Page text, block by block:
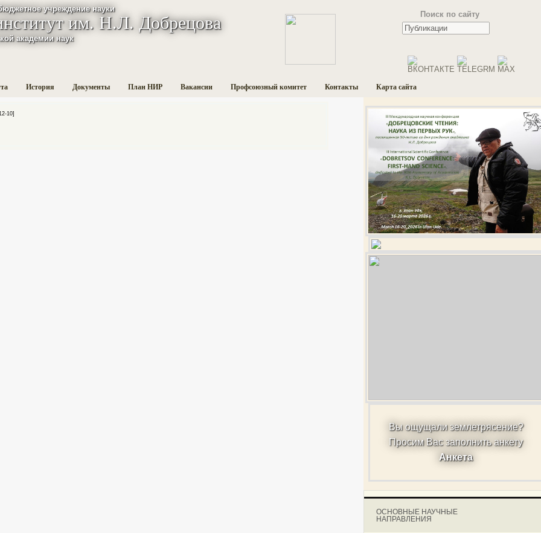
учреждение науки
им. Н.Л. Добрецова
академии наук
История Документы План НИР Вакансии Профсоюзный комитет Контакты Карта сайта
Поиск по сайту
10]
Вы ощущали землетрясение?
Просим Вас заполнить анкету
Анкета
ОСНОВНЫЕ НАУЧНЫЕ
НАПРАВЛЕНИЯ